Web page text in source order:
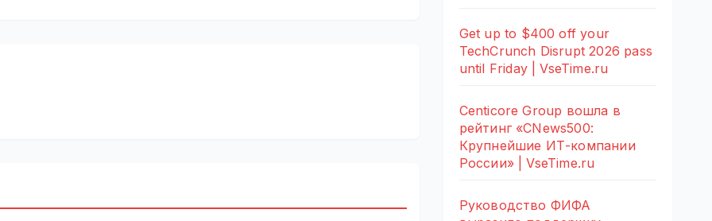
Get up to $400 off your
TechCrunch Disrupt 2026 pass
until Friday | VseTime.ru
Centicore Group вошла в
рейтинг «CNews500:
Крупнейшие ИТ-компании
России» | VseTime.ru
Руководство ФИФА